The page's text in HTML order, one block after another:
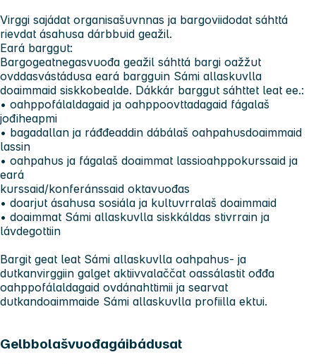
Virggi sajádat organisašuvnnas ja bargoviidodat sáhttá
rievdat ásahusa dárbbuid geažil.
Eará barggut:
Bargogeatnegasvuođa geažil sáhttá bargi oažžut
ovddasvástádusa eará bargguin Sámi allaskuvlla
doaimmaid siskkobealde. Dákkár barggut sáhttet leat ee.:
• oahppofálaldagaid ja oahppoovttadagaid fágalaš
jođiheapmi
• bagadallan ja ráđđeaddin dábálaš oahpahusdoaimmaid
lassin
• oahpahus ja fágalaš doaimmat lassioahppokurssaid ja
eará
kurssaid/konferánssaid oktavuođas
• doarjut ásahusa sosiála ja kultuvrralaš doaimmaid
• doaimmat Sámi allaskuvlla siskkáldas stivrrain ja
lávdegottiin
Bargit geat leat Sámi allaskuvlla oahpahus- ja
dutkanvirggiin galget aktiivvalaččat oassálastit ođđa
oahppofálaldagaid ovdánahttimii ja searvat
dutkandoaimmaide Sámi allaskuvlla profiilla ektui.
Gelbbolašvuođagáibádusat